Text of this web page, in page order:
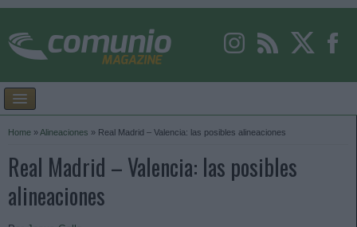
Home »Alineaciones » Real Madrid – Valencia: las posibles alineaciones
Real Madrid – Valencia: las posibles
alineaciones